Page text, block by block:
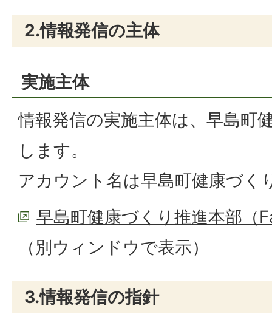
2.情報発信の主体
実施主体
情報発信の実施主体は、早島町
します。
アカウント名は早島町健康づく
早島町健康づくり推進本部（
（別ウィンドウで表示）
3.情報発信の指針